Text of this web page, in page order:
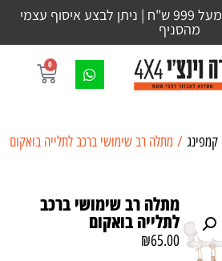
משלוח חינם בהזמנות מעל 999 ש"ח | ניתן לבצע איסוף עצמי
מהסניף
0
קמפינג / מתלה רב שימושי ברכב לתלייה בואקום
מתלה רב שימושי ברכב
לתלייה בואקום
₪65.00